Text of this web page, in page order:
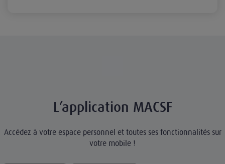
L’application MACSF
Accédez à votre espace personnel et toutes ses fonctionnalités sur
votre mobile !